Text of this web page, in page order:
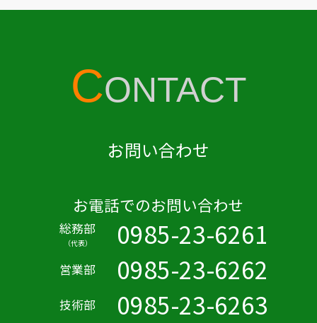
CONTACT
お問い合わせ
お電話でのお問い合わせ
総務部
（代表） 0985-23-6261
営業部 0985-23-6262
技術部 0985-23-6263